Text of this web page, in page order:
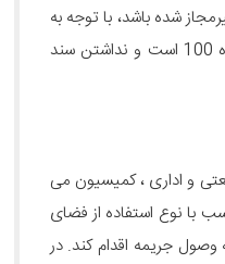
شده باشد، با توجه به
صدر قانون ماده 100 و تبصره های آن اگر این بنا در محدوده و حریم شهر باشد قابل طرح در کمیسیون ماده 100 است و نداشتن سند
و اداری ، کمیسیون می
با نوع استفاده از فضای
جریمه اقدام کند. در